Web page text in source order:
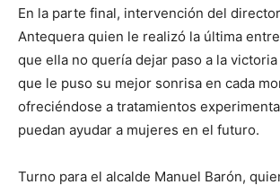
En la parte final, intervención del
Antequera quien le realizó la última
que ella no quería dejar paso a la
que le puso su mejor sonrisa en cada
ofreciéndose a tratamientos
puedan ayudar a mujeres en el futuro.
Turno para el alcalde Manuel Barón,